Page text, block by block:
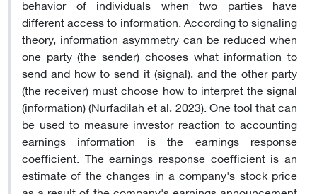
behavior of individuals when two parties have
different access to information. According to signaling
theory, information asymmetry can be reduced when
one party (the sender) chooses what information to
send and how to send it (signal), and the other party
(the receiver) must choose how to interpret the signal
(information) (Nurfadilah et al, 2023). One tool that can
be used to measure investor reaction to accounting
earnings information is the earnings response
coefficient. The earnings response coefficient is an
estimate of the changes in a company's stock price